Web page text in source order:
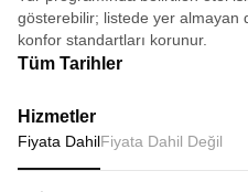
gösterebilir; listede yer almayan
konfor standartları korunur.
Tüm Tarihler
Hizmetler
Fiyata DahilFiyata Dahil Değil